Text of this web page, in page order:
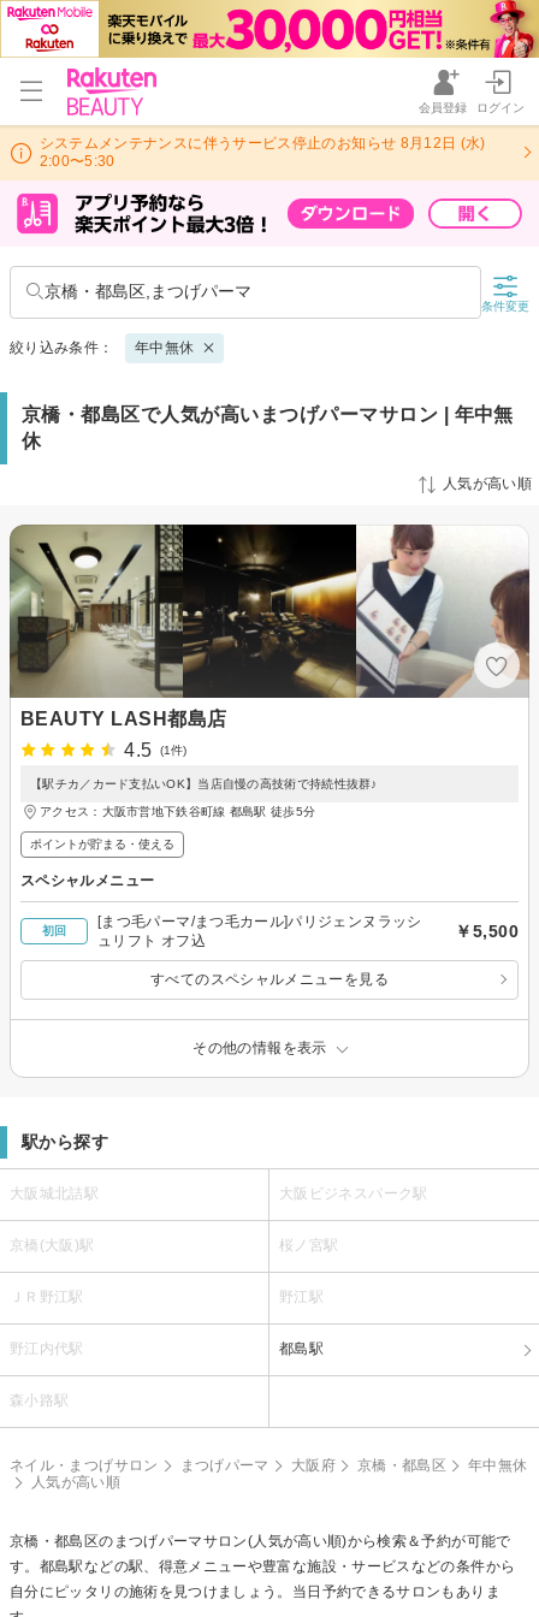
会員登録 ログイン
システムメンテナンスに伴うサービス停止のお知らせ 8月12日 (水)
2:00〜5:30
京橋・都島区,まつげパーマ
条件変更
絞り込み条件： 年中無休
京橋・都島区で人気が高いまつげパーマサロン | 年中無
休
人気が高い順
BEAUTY LASH都島店
4.5
(1件)
【駅チカ／カード支払いOK】当店自慢の高技術で持続性抜群♪
アクセス：大阪市営地下鉄谷町線 都島駅 徒歩5分
ポイントが貯まる・使える
スペシャルメニュー
初回
[まつ毛パーマ/まつ毛カール]パリジェンヌラッシ
ュリフト オフ込
￥5,500
すべてのスペシャルメニューを見る
その他の情報を表示
駅から探す
大阪城北詰駅 大阪ビジネスパーク駅
京橋(大阪)駅 桜ノ宮駅
ＪＲ野江駅 野江駅
野江内代駅 都島駅
森小路駅
ネイル・まつげサロン まつげパーマ 大阪府 京橋・都島区
年中無休
人気が高い順
京橋・都島区の まつげパーマサロン(人気が高い順)から検索＆予約が可能で
す。都島駅などの駅、得意メニューや豊富な施設・サービスなどの条件から
自分にピッタリの施術を見つけましょう。当日予約できるサロンもありま